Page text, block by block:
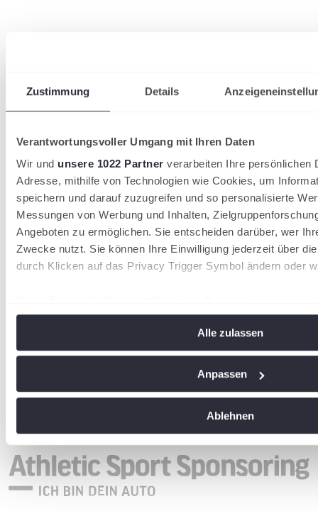
Zustimmung Details
Verantwortungsvoller Umgang mit Ihren Daten
Wir und unsere 1022 Partner verarbeiten Ihre persönlichen
Adresse, mithilfe von Technologien wie Cookies, um
speichern und darauf zuzugreifen und so personalisierte
Messungen von Werbung und Inhalten,
Angeboten zu ermöglichen. Sie entscheiden darüber, wer
Zwecke nutzt. Sie können Ihre Einwilligung jederzeit über
durch Klicken auf das Privacy Trigger Symbol ändern oder
Ihr Gerät durch aktives Scannen nach bestimmten
Erfahren Sie mehr darüber, wie Ihre persönlichen Daten
soziale Medien anbieten zu können und die Zugriffe auf
analysieren. Außerdem geben wir Informationen zu Ihrer
an unsere Partner für soziale Medien, Werbung und
Alle zulassen
Anpassen
Ablehnen
wird in einer neuen Registerkarte geöffnet